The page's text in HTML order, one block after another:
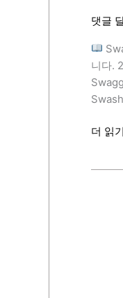
및
인
터
페
이
댓글
니다.
더 읽